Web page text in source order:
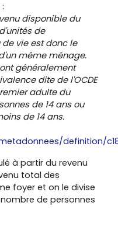
disponible du
de
vie est donc le
même ménage.
généralement
dite de l'OCDE
adulte du
de 14 ans ou
de 14 ans.
definition/
à partir du revenu
total des
foyer et on le divise
de personnes